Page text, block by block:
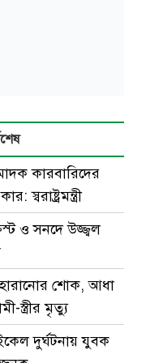
কারবারিদের
স্বরাষ্ট্রমন্ত্রী
ও সনদে উজ্জ্বল
শোক, আধা
স্ত্রীর মৃত্যু
দুর্ঘটনায় যুবক